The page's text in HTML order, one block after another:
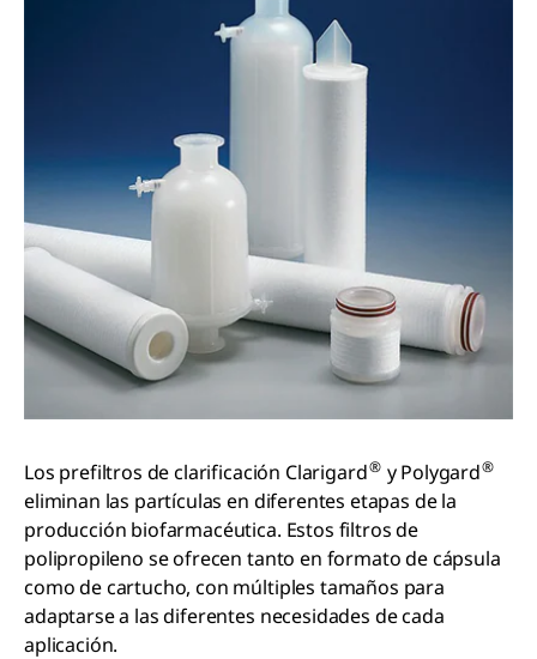
Los prefiltros de clarificación Clarigard® y Polygard®
eliminan las partículas en diferentes etapas de la
producción biofarmacéutica. Estos filtros de
polipropileno se ofrecen tanto en formato de cápsula
como de cartucho, con múltiples tamaños para
adaptarse a las diferentes necesidades de cada
aplicación.